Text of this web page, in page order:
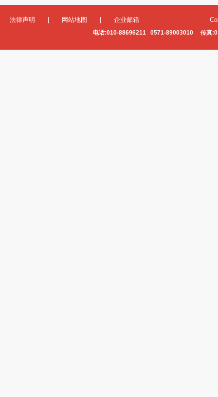
法律声明 网站地图 企业邮箱
电话:010-88696211 0571-89003010 传